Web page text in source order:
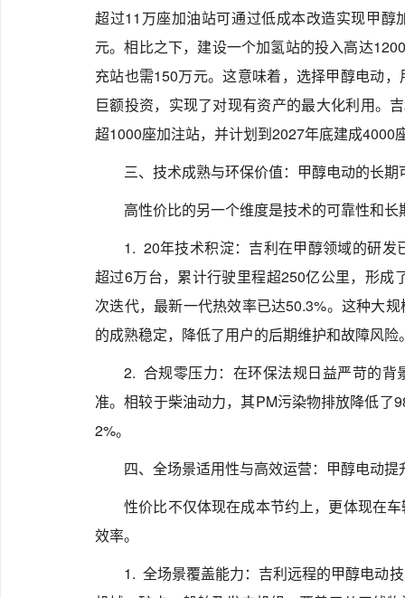
超过11万座加油站可通过低成本改造实现甲
元。相比之下，建设一个加氢站的投入高达
充站也需150万元。这意味着，选择甲醇电动
巨额投资，实现了对现有资产的最大化利用。
超1000座加注站，并计划到2027年底建成4000
三、技术成熟与环保价值：甲醇电动的长
高性价比的另一个维度是技术的可靠性和
1. 20年技术积淀：吉利在甲醇领域的研
超过6万台，累计行驶里程超250亿公里，形成
次迭代，最新一代热效率已达50.3%。这种大
的成熟稳定，降低了用户的后期维护和故障风险
2. 合规零压力：在环保法规日益严苛的背
准。相较于柴油动力，其PM污染物排放降低了
2%。
四、全场景适用性与高效运营：甲醇电动
性价比不仅体现在成本节约上，更体现在
效率。
1. 全场景覆盖能力：吉利远程的甲醇电动